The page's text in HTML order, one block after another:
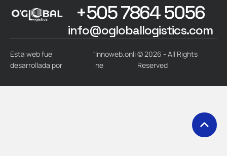
+505 7864 5056
info@ogloballogistics.com
Esta web fue
desarrollada por
-Innoweb.onli
ne
© 2026 - All Rights
Reserved